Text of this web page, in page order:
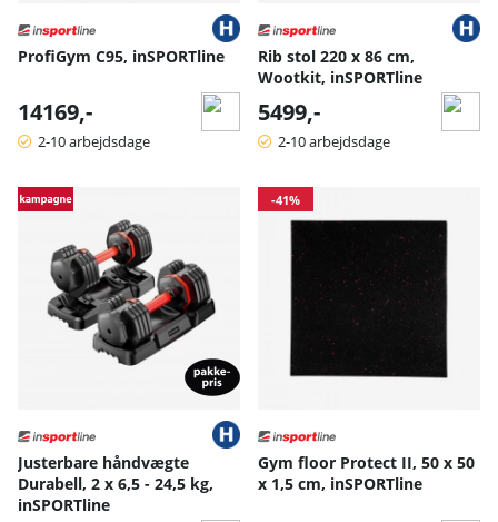
ProfiGym C95, inSPORTline
14169,-
2-10 arbejdsdage
Rib stol 220 x 86 cm,
Wootkit, inSPORTline
5499,-
2-10 arbejdsdage
Justerbare håndvægte
Durabell, 2 x 6,5 - 24,5 kg,
inSPORTline
-41%
Gym floor Protect II, 50 x 50
x 1,5 cm, inSPORTline